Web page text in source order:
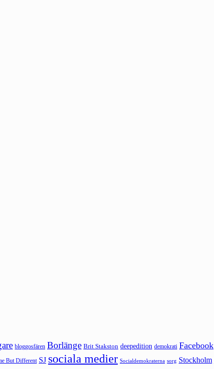
bloggosfären Borlänge Brit Stakston deepedition demokrati Facebook
But Different SJ sociala medier Socialdemokraterna sorg Stockholm